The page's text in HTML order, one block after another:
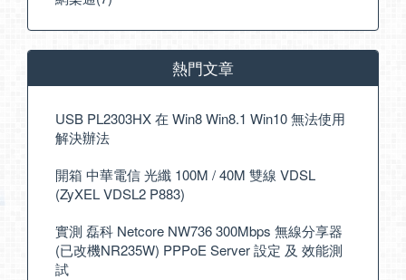
熱門文章
USB PL2303HX 在 Win8 Win8.1 Win10 無法使用
解決辦法
開箱 中華電信 光纖 100M / 40M 雙線 VDSL
(ZyXEL VDSL2 P883)
實測 磊科 Netcore NW736 300Mbps 無線分享器
(已改機NR235W) PPPoE Server 設定 及 效能測
試